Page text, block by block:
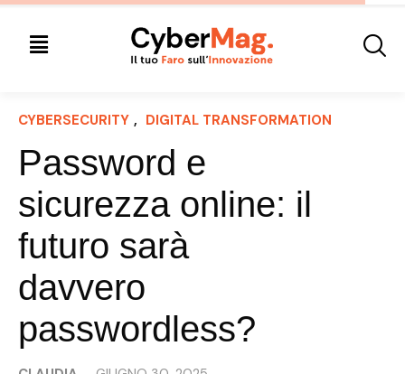
CYBERSECURITY , DIGITAL TRANSFORMATION
Password e
sicurezza online: il
futuro sarà
davvero
passwordless?